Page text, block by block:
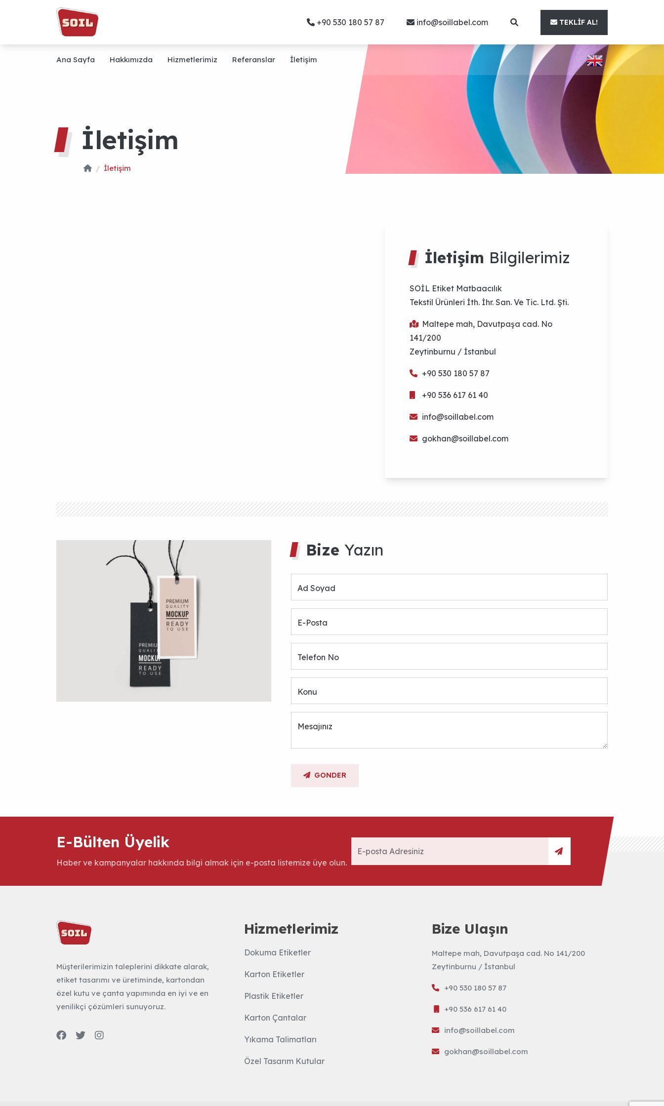
+90 530 180 57 87 info@soillabel.com TEKLIF AL!
Ana Sayfa Hakkımızda Hizmetlerimiz Referanslar İletişim
İletişim
İletişim
SOİL Etiket Matbaacılık
Tekstil Ürünleri İth. İhr. San. Ve Tic. Ltd. Şti.
Maltepe mah, Davutpaşa cad. No
141/200
Zeytinburnu / İstanbul
+90 530 180 57 87
+90 536 617 61 40
info@soillabel.com
gokhan@soillabel.com
Ad Soyad
E-Posta
Telefon No
Konu
Mesajınız
GONDER
E-Bülten Üyelik
Haber ve kampanyalar hakkında bilgi almak için e-posta listemize üye olun.
Müşterilerimizin taleplerini dikkate alarak,
etiket tasarımı ve üretiminde, kartondan
özel kutu ve çanta yapımında en iyi ve en
yenilikçi çözümleri sunuyoruz.
Hizmetlerimiz
Dokuma Etiketler
Karton Etiketler
Plastik Etiketler
Karton Çantalar
Yıkama Talimatları
Özel Tasarım Kutular
Bize Ulaşın
Maltepe mah, Davutpaşa cad. No 141/200
Zeytinburnu / İstanbul
+90 530 180 57 87
+90 536 617 61 40
info@soillabel.com
gokhan@soillabel.com